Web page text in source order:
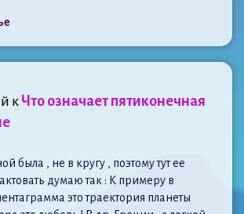
кЧто означает пятиконечная
была , не в кругу , поэтому тут ее
думаю так : К примеру в
это траектория планеты